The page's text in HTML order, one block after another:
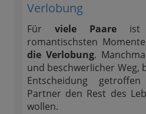
Verlobung
Für viele Paare ist
romantischsten
die Verlobung.
und beschwerlicher Weg,
Entscheidung
Partner den Rest des
wollen.